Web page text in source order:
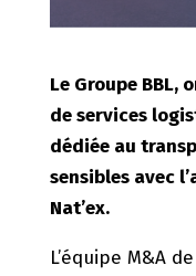
Le Groupe
de services
dédiée au
sensibles avec
Nat’ex.
L’équipe M&A